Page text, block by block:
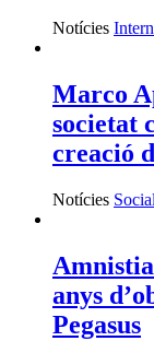
Notícies
Marco
societat
creació
Notícies Social
anys
Pegasus